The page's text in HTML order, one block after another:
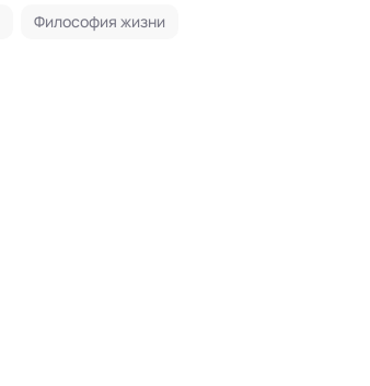
Философия жизни